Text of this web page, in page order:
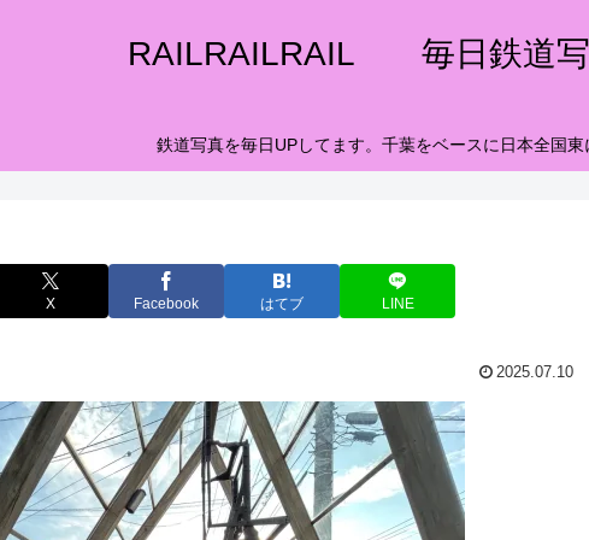
RAILRAILRAIL 毎日鉄道写
鉄道写真を毎日UPしてます。千葉をベースに日本全国東
X Facebook はてブ LINE
2025.07.10